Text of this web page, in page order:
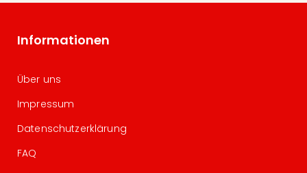
Informationen
Über uns
Impressum
Datenschutzerklärung
FAQ